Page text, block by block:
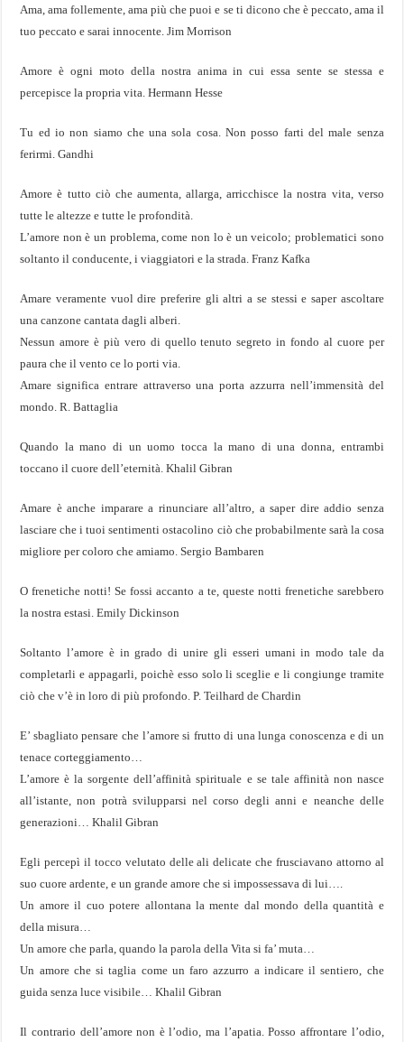
Ama, ama follemente, ama più che puoi e se ti dicono che è peccato, ama il
tuo peccato e sarai innocente. Jim Morrison
Amore è ogni moto della nostra anima in cui essa sente se stessa e
percepisce la propria vita. Hermann Hesse
Tu ed io non siamo che una sola cosa. Non posso farti del male senza
ferirmi. Gandhi
Amore è tutto ciò che aumenta, allarga, arricchisce la nostra vita, verso
tutte le altezze e tutte le profondità.
L’amore non è un problema, come non lo è un veicolo; problematici sono
soltanto il conducente, i viaggiatori e la strada. Franz Kafka
Amare veramente vuol dire preferire gli altri a se stessi e saper ascoltare
una canzone cantata dagli alberi.
Nessun amore è più vero di quello tenuto segreto in fondo al cuore per
paura che il vento ce lo porti via.
Amare significa entrare attraverso una porta azzurra nell’immensità del
mondo. R. Battaglia
Quando la mano di un uomo tocca la mano di una donna, entrambi
toccano il cuore dell’eternità. Khalil Gibran
Amare è anche imparare a rinunciare all’altro, a saper dire addio senza
lasciare che i tuoi sentimenti ostacolino ciò che probabilmente sarà la cosa
migliore per coloro che amiamo. Sergio Bambaren
O frenetiche notti! Se fossi accanto a te, queste notti frenetiche sarebbero
la nostra estasi. Emily Dickinson
Soltanto l’amore è in grado di unire gli esseri umani in modo tale da
completarli e appagarli, poichè esso solo li sceglie e li congiunge tramite
ciò che v’è in loro di più profondo. P. Teilhard de Chardin
E’ sbagliato pensare che l’amore si frutto di una lunga conoscenza e di un
tenace corteggiamento…
L’amore è la sorgente dell’affinità spirituale e se tale affinità non nasce
all’istante, non potrà svilupparsi nel corso degli anni e neanche delle
generazioni…Khalil Gibran
Egli percepì il tocco velutato delle ali delicate che frusciavano attorno al
suo cuore ardente, e un grande amore che si impossessava di lui….
Un amore il cuo potere allontana la mente dal mondo della quantità e
della misura…
Un amore che parla, quando la parola della Vita si fa’ muta…
Un amore che si taglia come un faro azzurro a indicare il sentiero, che
guida senza luce visibile…Khalil Gibran
Il contrario dell’amore non è l’odio, ma l’apatia. Posso affrontare l’odio,